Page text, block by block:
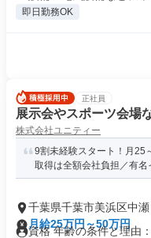
即日勤務OK
正社員
展示会やスポーツ会場
株式会社ユニティー
9割未経験スタート！月25
取得は全額会社負担／有名
千葉県千葉市美浜区中瀬
月給25万円～50万円
資格 年齢の条件と理由